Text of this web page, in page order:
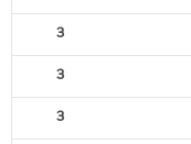
3
3
3